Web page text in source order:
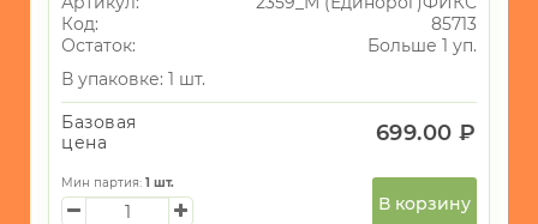
Код:
85713
Остаток:
Больше 1 уп.
В упаковке: 1 шт.
Базовая
цена
699.00 ₽
Мин партия: 1 шт.
В корзину